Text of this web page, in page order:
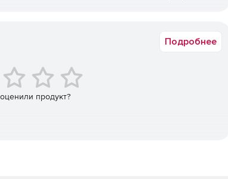
Подробнее
продукт?